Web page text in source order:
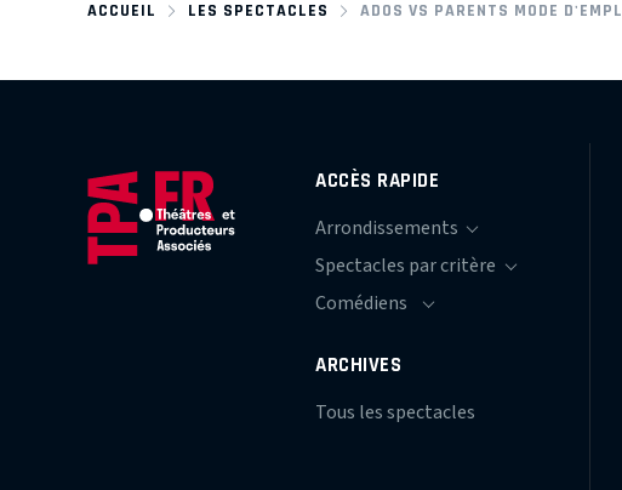
ACCUEIL LES SPECTACLES ADOS VS PARENTS MODE
ACCÈS RAPIDE
ARCHIVES
Tous les spectacles